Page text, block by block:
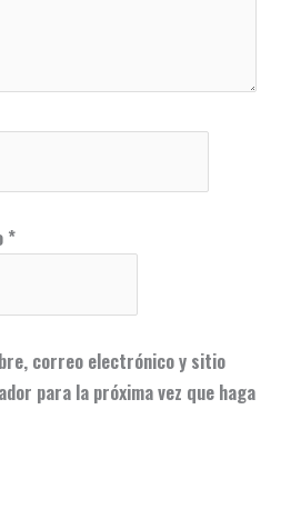
*
correo electrónico y sitio
para la próxima vez que haga